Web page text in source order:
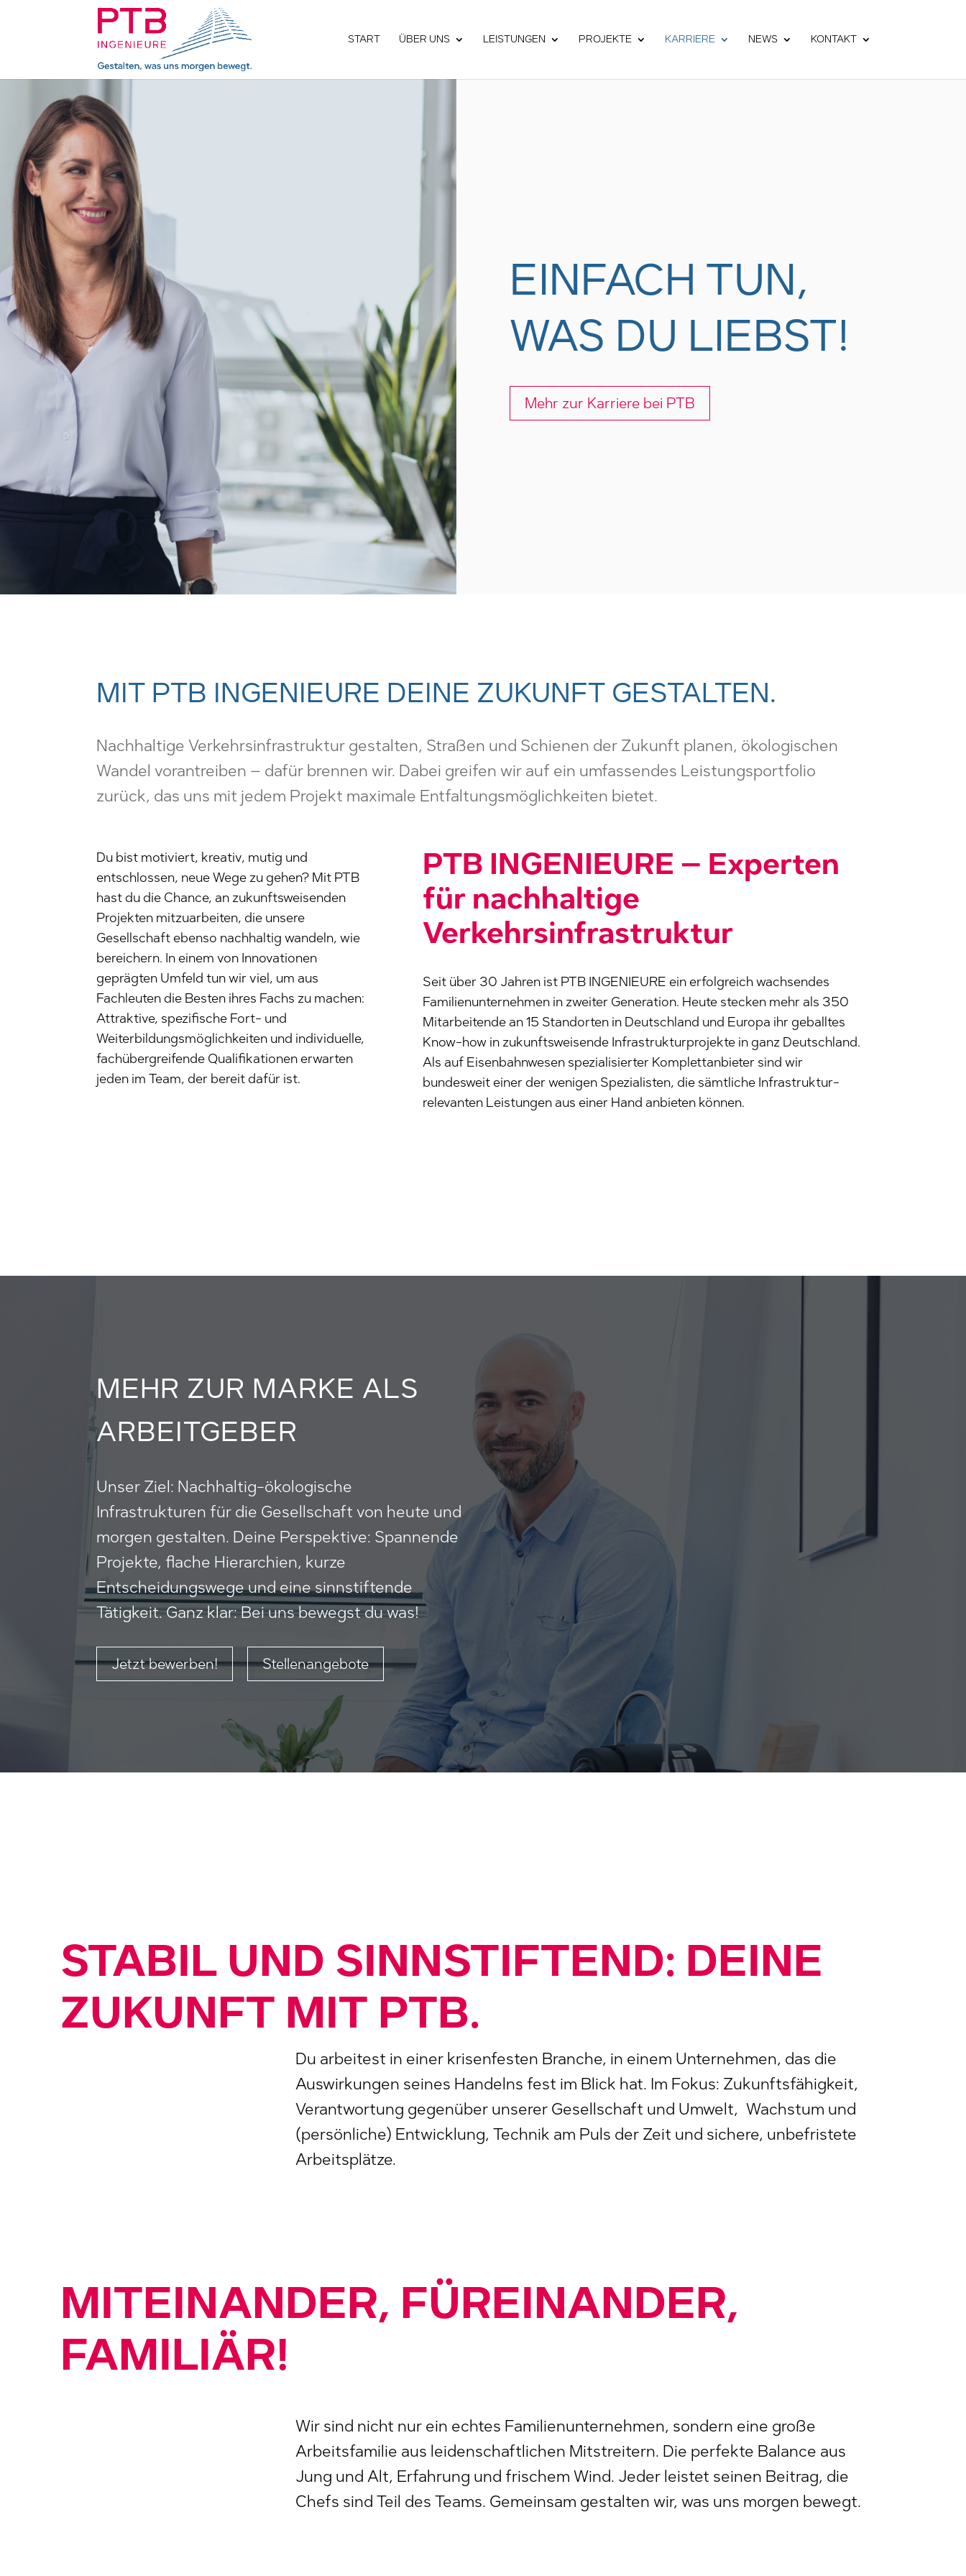
START ÜBER UNS LEISTUNGEN PROJEKTE KARRIERE NEWS KONTAKT
EINFACH TUN,
WAS DU LIEBST!
Mehr zur Karriere bei PTB
MIT PTB INGENIEURE DEINE ZUKUNFT GESTALTEN.
Nachhaltige Verkehrsinfrastruktur gestalten, Straßen und Schienen der Zukunft planen, ökologischen
Wandel vorantreiben – dafür brennen wir. Dabei greifen wir auf ein umfassendes Leistungsportfolio
zurück, das uns mit jedem Projekt maximale Entfaltungsmöglichkeiten bietet.
Du bist motiviert, kreativ, mutig und
entschlossen, neue Wege zu gehen? Mit PTB
hast du die Chance, an zukunftsweisenden
Projekten mitzuarbeiten, die unsere
Gesellschaft ebenso nachhaltig wandeln, wie
bereichern. In einem von Innovationen
geprägten Umfeld tun wir viel, um aus
Fachleuten die Besten ihres Fachs zu machen:
Attraktive, spezifische Fort- und
Weiterbildungsmöglichkeiten und individuelle,
fachübergreifende Qualifikationen erwarten
jeden im Team, der bereit dafür ist.
PTB INGENIEURE – Experten
für nachhaltige
Verkehrsinfrastruktur
Seit über 30 Jahren ist PTB INGENIEURE ein erfolgreich wachsendes
Familienunternehmen in zweiter Generation. Heute stecken mehr als 350
Mitarbeitende an 15 Standorten in Deutschland und Europa ihr geballtes
Know-how in zukunftsweisende Infrastrukturprojekte in ganz Deutschland.
Als auf Eisenbahnwesen spezialisierter Komplettanbieter sind wir
bundesweit einer der wenigen Spezialisten, die sämtliche Infrastruktur-
relevanten Leistungen aus einer Hand anbieten können.
MEHR ZUR MARKE ALS
ARBEITGEBER
Unser Ziel: Nachhaltig-ökologische
Infrastrukturen für die Gesellschaft von heute und
morgen gestalten. Deine Perspektive: Spannende
Projekte, flache Hierarchien, kurze
Entscheidungswege und eine sinnstiftende
Tätigkeit. Ganz klar: Bei uns bewegst du was!
Jetzt bewerben! Stellenangebote
STABIL UND SINNSTIFTEND: DEINE
ZUKUNFT MIT PTB.
Du arbeitest in einer krisenfesten Branche, in einem Unternehmen, das die
Auswirkungen seines Handelns fest im Blick hat. Im Fokus: Zukunftsfähigkeit,
Verantwortung gegenüber unserer Gesellschaft und Umwelt, Wachstum und
(persönliche) Entwicklung, Technik am Puls der Zeit und sichere, unbefristete
Arbeitsplätze.
MITEINANDER, FÜREINANDER,
FAMILIÄR!
Wir sind nicht nur ein echtes Familienunternehmen, sondern eine große
Arbeitsfamilie aus leidenschaftlichen Mitstreitern. Die perfekte Balance aus
Jung und Alt, Erfahrung und frischem Wind. Jeder leistet seinen Beitrag, die
Chefs sind Teil des Teams. Gemeinsam gestalten wir, was uns morgen bewegt.